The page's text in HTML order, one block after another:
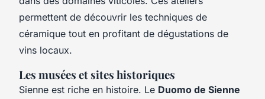
permettent de découvrir les techniques de
céramique tout en profitant de dégustations de
vins locaux.
Les musées et sites historiques
Sienne est riche en histoire. Le Duomo de Sienne